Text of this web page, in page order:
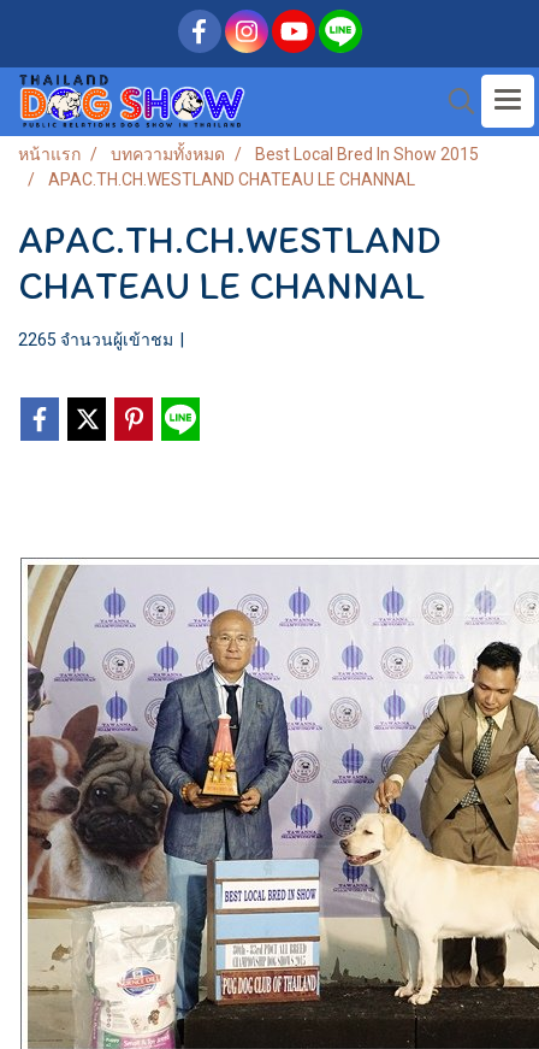
หน้าแรก บทความทั้งหมด
Best Local Bred In Show 2015
APAC.TH.CH.WESTLAND CHATEAU LE CHANNAL
APAC.TH.CH.WESTLAND
CHATEAU LE CHANNAL
2265 จำนวนผู้เข้าชม